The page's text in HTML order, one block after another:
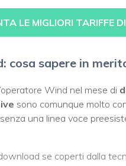
LE MIGLIORI TARIFFE
cosa sapere in
Wind nel mese di
sono comunque molto
una linea voce
se coperti dalla